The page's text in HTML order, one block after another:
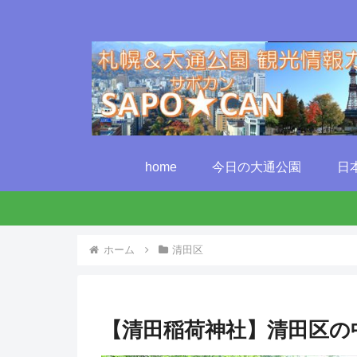
home 今日の大通公園 日
ホーム 清田区
【清田稲荷神社】清田区